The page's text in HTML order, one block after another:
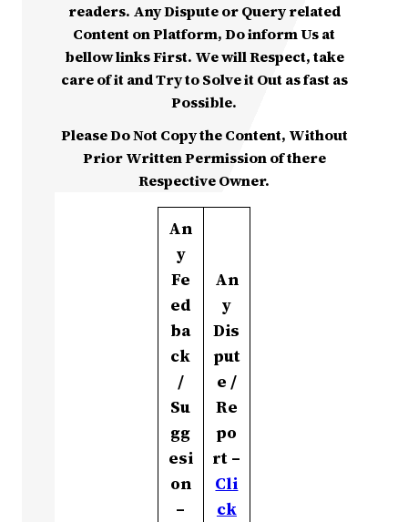
readers. Any Dispute or Query related
Content on Platform, Do inform Us at
bellow links First. We will Respect, take
care of it and Try to Solve it Out as fast as
Possible.
Please Do Not Copy the Content, Without
Prior Written Permission of there
Respective Owner.
An
y
Fe
ed
ba
ck
/
Su
gg
esi
on
–
An
y
Dis
put
e /
Re
po
rt –
Cli
ck